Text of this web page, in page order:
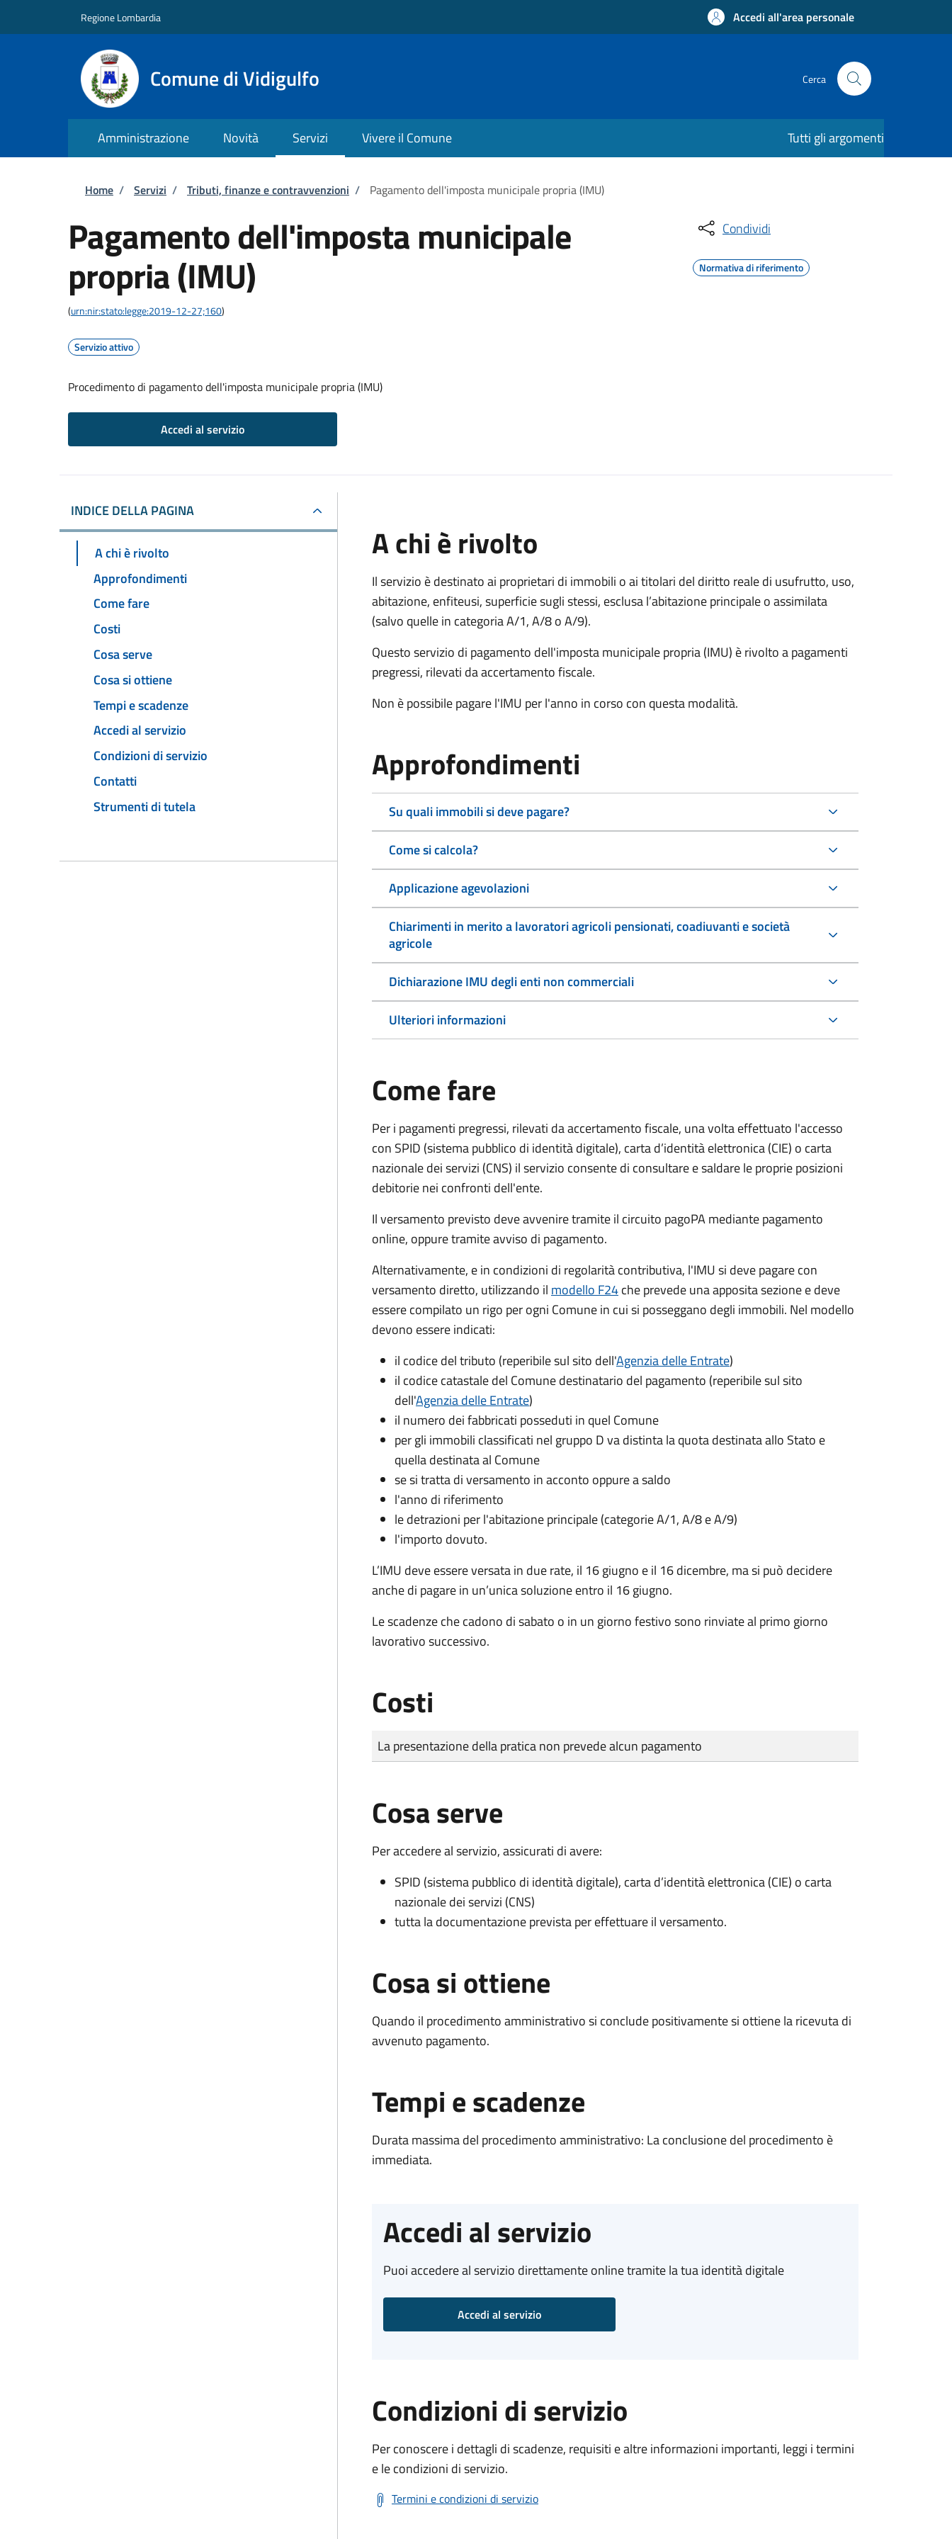
Regione Lombardia Accedi all'area personale
Comune di Vidigulfo Cerca
Amministrazione Novità Servizi Vivere il Comune Tutti gli argomenti
Briciole di pane
Home / Servizi / Tributi, finanze e contravvenzioni / Pagamento dell'imposta municipale propria (IMU)
Pagamento dell'imposta municipale
propria (IMU)
(urn:nir:stato:legge:2019-12-27;160)
Servizio attivo
Procedimento di pagamento dell'imposta municipale propria (IMU)
Accedi al servizio
Condividi
Normativa di riferimento
INDICE DELLA PAGINA
A chi è rivolto
Approfondimenti
Come fare
Costi
Cosa serve
Cosa si ottiene
Tempi e scadenze
Accedi al servizio
Condizioni di servizio
Contatti
Strumenti di tutela
A chi è rivolto
Il servizio è destinato ai proprietari di immobili o ai titolari del diritto reale di usufrutto, uso,
abitazione, enfiteusi, superficie sugli stessi, esclusa l’abitazione principale o assimilata
(salvo quelle in categoria A/1, A/8 o A/9).
Questo servizio di pagamento dell'imposta municipale propria (IMU) è rivolto a pagamenti
pregressi, rilevati da accertamento fiscale.
Non è possibile pagare l'IMU per l'anno in corso con questa modalità.
Approfondimenti
Su quali immobili si deve pagare?
Come si calcola?
Applicazione agevolazioni
Chiarimenti in merito a lavoratori agricoli pensionati, coadiuvanti e società
agricole
Dichiarazione IMU degli enti non commerciali
Ulteriori informazioni
Come fare
Per i pagamenti pregressi, rilevati da accertamento fiscale, una volta effettuato l'accesso
con SPID (sistema pubblico di identità digitale), carta d’identità elettronica (CIE) o carta
nazionale dei servizi (CNS) il servizio consente di consultare e saldare le proprie posizioni
debitorie nei confronti dell'ente.
Il versamento previsto deve avvenire tramite il circuito pagoPA mediante pagamento
online, oppure tramite avviso di pagamento.
Alternativamente, e in condizioni di regolarità contributiva, l'IMU si deve pagarecon
versamento diretto, utilizzando il modello F24che prevede una apposita sezione e deve
essere compilato un rigo per ogni Comune in cui si posseggano degli immobili. Nel modello
devono essere indicati:
il codice del tributo (reperibile sul sito dell'Agenzia delle Entrate)
il codice catastale del Comunedestinatario del pagamento (reperibile sul sito
dell'Agenzia delle Entrate)
il numero dei fabbricati posseduti in quel Comune
per gli immobili classificati nel gruppo D va distinta la quota destinata allo Stato e
quella destinata al Comune
se si tratta di versamento in acconto oppure a saldo
l'anno di riferimento
le detrazioni per l'abitazione principale (categorie A/1, A/8 e A/9)
l'importo dovuto.
L’IMU deve essere versata in due rate, il 16 giugno e il 16 dicembre, ma si può decidere
anche di pagare in un’unica soluzione entro il 16 giugno.
Le scadenze che cadono di sabato o in un giorno festivo sono rinviate al primo giorno
lavorativo successivo.
Costi
Tipo di pagamento
Importo
La presentazione della pratica non prevede alcun pagamento
Cosa serve
Per accedere al servizio, assicurati di avere:
SPID (sistema pubblico di identità digitale), carta d’identità elettronica (CIE) o carta
nazionale dei servizi (CNS)
tutta la documentazione prevista per effettuare il versamento.
Cosa si ottiene
Quando il procedimento amministrativo si conclude positivamente si ottiene la ricevuta di
avvenuto pagamento.
Tempi e scadenze
Durata massima del procedimento amministrativo: La conclusione del procedimento è
immediata.
Accedi al servizio
Puoi accedere al servizio direttamente online tramite la tua identità digitale
Accedi al servizio
Condizioni di servizio
Per conoscere i dettagli di scadenze, requisiti e altre informazioni importanti, leggi i termini
e le condizioni di servizio.
Termini e condizioni di servizio